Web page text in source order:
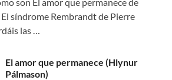
síndrome Rembrandt de Pierre
las …
El amor que permanece (Hlynur
Pálmason)